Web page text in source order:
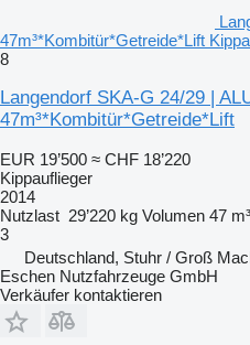
47m³*Kombitür*Getreide*Lift
8
Langendorf SKA-G 24/29 |
47m³*Kombitür*Getreide*Lift
EUR 19’500 ≈ CHF 18’220
Kippauflieger
2014
Nutzlast 29’220 kg Volumen 47 m³
3
Deutschland, Stuhr / Groß
Eschen Nutzfahrzeuge GmbH
Verkäufer kontaktieren